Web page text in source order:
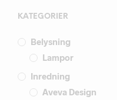
KATEGORIER
Belysning
Lampor
Inredning
Aveva Design